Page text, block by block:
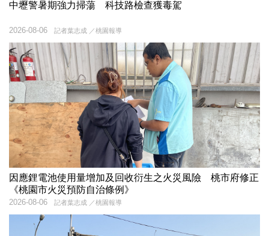
中壢警暑期強力掃蕩 科技路檢查獲毒駕
記者葉志成 ／桃園報導
2026-08-06
因應鋰電池使用量增加及回收衍生之火災風險 桃市府修正
《桃園市火災預防自治條例》
記者葉志成 ／桃園報導
2026-08-06